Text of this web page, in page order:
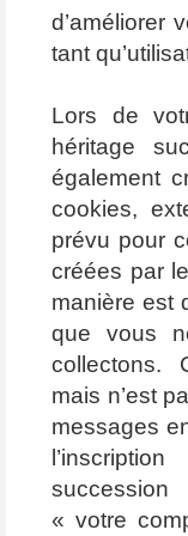
d’améliorer
tant
Lors de
héritage
également
cookies,
prévu pour
créées par
manière est
que vous
collectons.
mais n’est
messages
« votre